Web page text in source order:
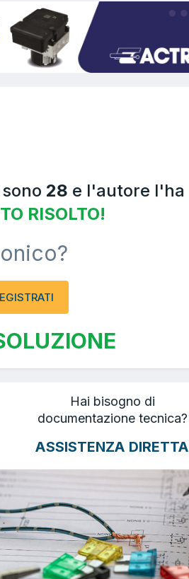
28 e l'autore l'ha
RISOLTO!
Hai bisogno di
documentazione tecnica?
ASSISTENZA DIRETTA